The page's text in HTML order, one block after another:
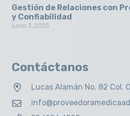
Gestión de Relaciones con
y Confiabilidad
junio 3, 2025
Contáctanos
Lucas Alamán No. 82 Col.